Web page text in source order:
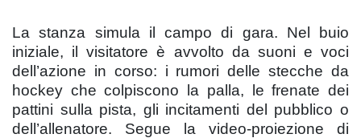
La stanza simula il campo di gara. Nel buio
iniziale, il visitatore è avvolto da suoni e voci
dell’azione in corso: i rumori delle stecche da
hockey che colpiscono la palla, le frenate dei
pattini sulla pista, gli incitamenti del pubblico o
dell’allenatore. Segue la video-proiezione di